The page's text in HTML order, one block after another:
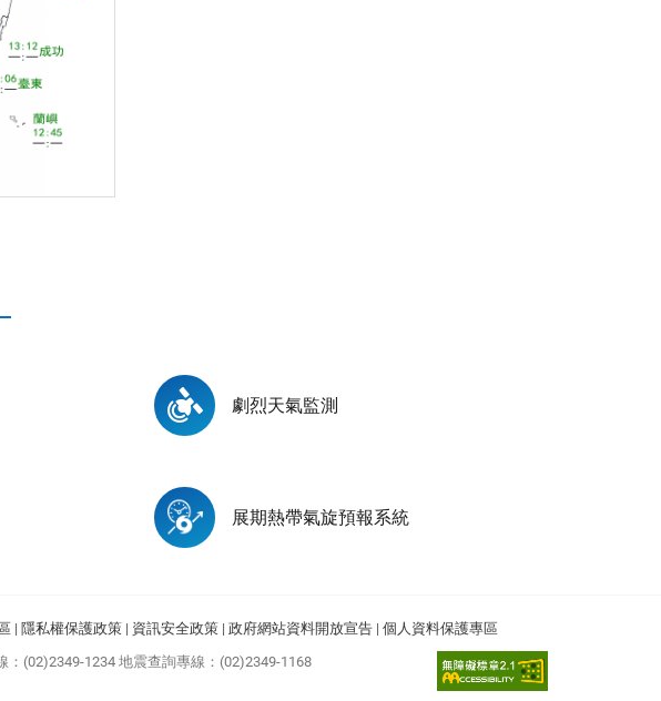
劇烈天氣監測
展期熱帶氣旋預報系統
| 隱私權保護政策 | 資訊安全政策 | 政府網站資料開放宣告 | 個人資料保護專區
：(02)2349-1234地震查詢專線：(02)2349-1168